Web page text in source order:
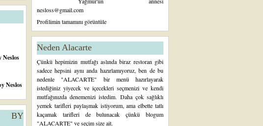
Neslos
Neslos
BY
nesloss@gmail.com
Profilimin tamamını görüntüle
Neden Alacarte
Çünkü hepimizin mutfağı aslında biraz restoran gibi
sadece hepsini aynı anda hazırlamıyoruz, ben de bu
nedenle "ALACARTE" bir menü hazırlayarak
istediğiniz yiyecek ve içecekleri seçmenizi ve kendi
mutfağınızda denemenizi istedim. Daha çok sağlıklı
yemek tarifleri paylaşmak istiyorum, ama elbette tatlı
kaçamak tarifleri de bulunacak çünkü blogum
"ALACARTE" ve seçim size ait.